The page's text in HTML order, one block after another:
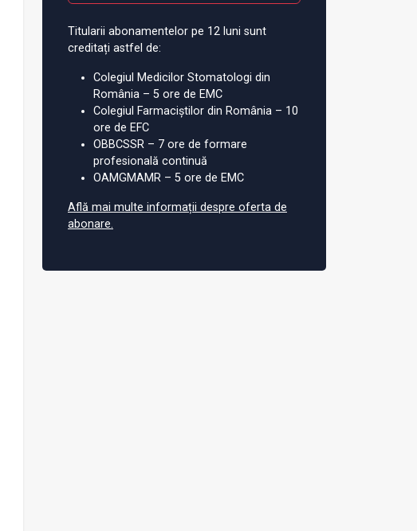
Titularii abonamentelor pe 12 luni sunt
creditați astfel de:
Colegiul Medicilor Stomatologi din
România – 5 ore de EMC
Colegiul Farmaciștilor din România – 10
ore de EFC
OBBCSSR – 7 ore de formare
profesională continuă
OAMGMAMR – 5 ore de EMC
Află mai multe informații despre oferta de
abonare.